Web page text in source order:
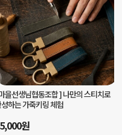
마루평생교육원주식회사 ]영월 저세마
치유여행 - 피안의 반나절 치유코스
원